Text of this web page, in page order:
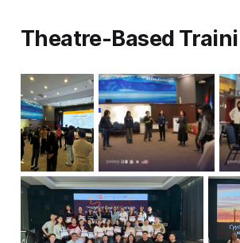
Theatre-Based